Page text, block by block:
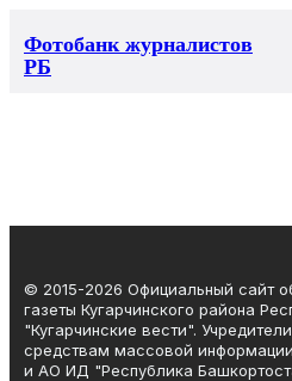
Фотобанк журналистов
РБ
© 2015-2026 Официальный сайт
газеты Кугарчинского района
"Кугарчинские вести".
средствам массовой
и АО ИД "Республика